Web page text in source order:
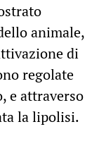
animale,
di
regolate
e attraverso
la lipolisi.